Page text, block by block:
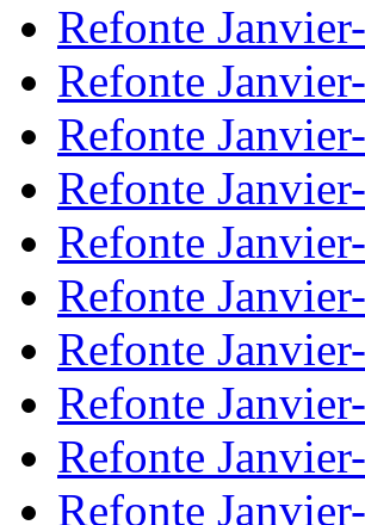
Refonte
Refonte
Refonte
Refonte
Refonte
Refonte
Refonte
Refonte
Refonte
Refonte